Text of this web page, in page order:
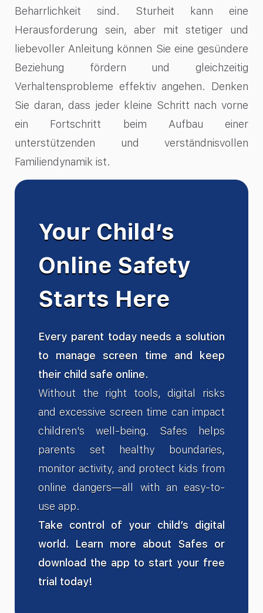
Beharrlichkeit sind. Sturheit kann eine
Herausforderung sein, aber mit stetiger und
liebevoller Anleitung können Sie eine gesündere
Beziehung fördern und gleichzeitig
Verhaltensprobleme effektiv angehen. Denken
Sie daran, dass jeder kleine Schritt nach vorne
ein Fortschritt beim Aufbau einer
unterstützenden und verständnisvollen
Familiendynamik ist.
Your Child’s
Online Safety
Starts Here
Every parent today needs a solution
to manage screen time and keep
their child safe online.
Without the right tools, digital risks
and excessive screen time can impact
children's well-being. Safes helps
parents set healthy boundaries,
monitor activity, and protect kids from
online dangers—all with an easy-to-
use app.
Take control of your child’s digital
world. Learn more about Safes or
download the app to start your free
trial today!